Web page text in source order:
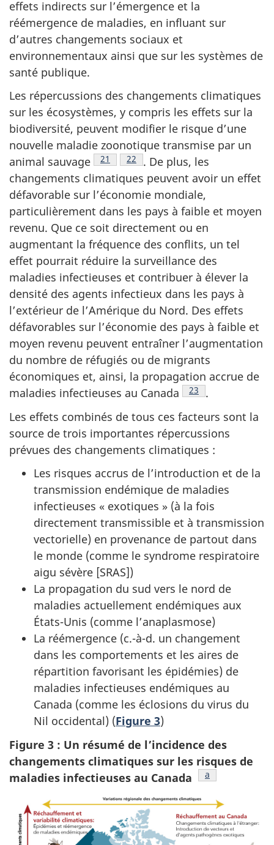
effets indirects sur l’émergence et la
réémergence de maladies, en influant sur
d’autres changements sociaux et
environnementaux ainsi que sur les systèmes de
santé publique.
Les répercussions des changements climatiques
sur les écosystèmes, y compris les effets sur la
biodiversité, peuvent modifier le risque d’une
nouvelle maladie zoonotique transmise par un
animal sauvage Note de bas de page
21 Note de bas de page
22 . De plus, les
changements climatiques peuvent avoir un effet
défavorable sur l’économie mondiale,
particulièrement dans les pays à faible et moyen
revenu. Que ce soit directement ou en
augmentant la fréquence des conflits, un tel
effet pourrait réduire la surveillance des
maladies infectieuses et contribuer à élever la
densité des agents infectieux dans les pays à
l’extérieur de l’Amérique du Nord. Des effets
défavorables sur l’économie des pays à faible et
moyen revenu peuvent entraîner l’augmentation
du nombre de réfugiés ou de migrants
économiques et, ainsi, la propagation accrue de
maladies infectieuses au Canada Note de bas de page
23
.
Les effets combinés de tous ces facteurs sont la
source de trois importantes répercussions
prévues des changements climatiques :
Les risques accrus de l’introduction et de la
transmission endémique de maladies
infectieuses « exotiques » (à la fois
directement transmissible et à transmission
vectorielle) en provenance de partout dans
le monde (comme le syndrome respiratoire
aigu sévère [SRAS])
La propagation du sud vers le nord de
maladies actuellement endémiques aux
États-Unis (comme l’anaplasmose)
La réémergence (c.-à-d. un changement
dans les comportements et les aires de
répartition favorisant les épidémies) de
maladies infectieuses endémiques au
Canada (comme les éclosions du virus du
Nil occidental) (Figure 3)
Figure 3 : Un résumé de l’incidence des
changements climatiques sur les risques de
maladies infectieuses au Canada Figure 3 note
a